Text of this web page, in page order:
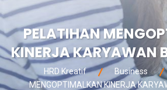
PELATIHAN
KINERJA KARYAWAN
HRD Kreatif Business
MENGOPTIMALKAN KINERJA